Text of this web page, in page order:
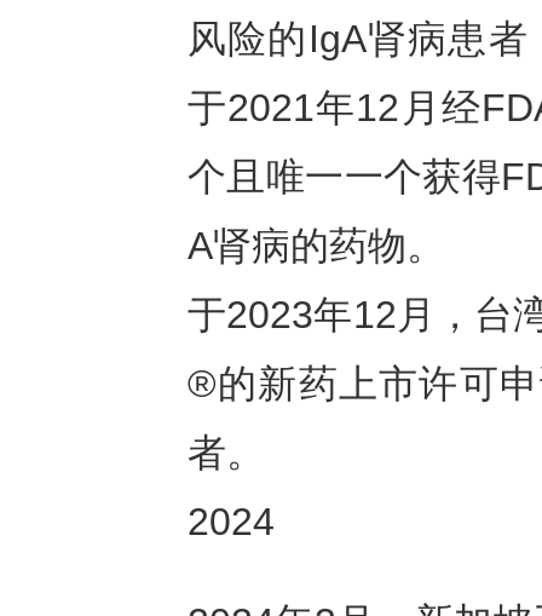
风险的IgA肾病患
于2021年12月经
个且唯一一个获得
A肾病的药物。
于2023年12月，台
®的新药上市许可
者。
2024